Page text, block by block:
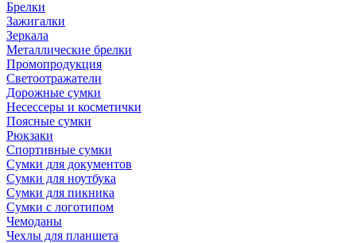
Брелки
Зажигалки
Зеркала
Металлические брелки
Промопродукция
Светоотражатели
Дорожные сумки
Несессеры и косметички
Поясные сумки
Рюкзаки
Спортивные сумки
Сумки для документов
Сумки для ноутбука
Сумки для пикника
Сумки с логотипом
Чемоданы
Чехлы для планшета